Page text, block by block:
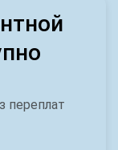
переплат